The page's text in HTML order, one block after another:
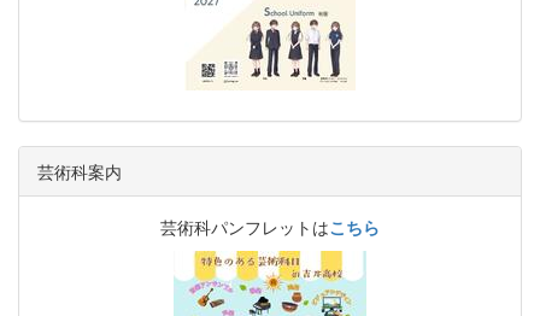
芸術科案内
芸術科パンフレットはこちら